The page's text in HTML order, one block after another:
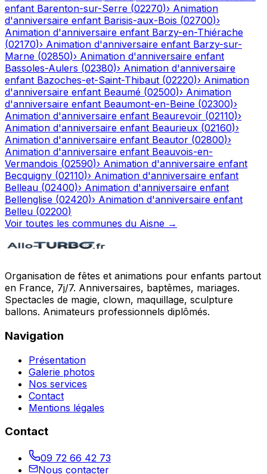
enfant Barenton-sur-Serre (02270)› Animation
d'anniversaire enfant Barisis-aux-Bois (02700)›
Animation d'anniversaire enfant Barzy-en-Thiérache
(02170)› Animation d'anniversaire enfant Barzy-sur-
Marne (02850)› Animation d'anniversaire enfant
Bassoles-Aulers (02380)› Animation d'anniversaire
enfant Bazoches-et-Saint-Thibaut (02220)› Animation
d'anniversaire enfant Beaumé (02500)› Animation
d'anniversaire enfant Beaumont-en-Beine (02300)›
Animation d'anniversaire enfant Beaurevoir (02110)›
Animation d'anniversaire enfant Beaurieux (02160)›
Animation d'anniversaire enfant Beautor (02800)›
Animation d'anniversaire enfant Beauvois-en-
Vermandois (02590)› Animation d'anniversaire enfant
Becquigny (02110)› Animation d'anniversaire enfant
Belleau (02400)› Animation d'anniversaire enfant
Bellenglise (02420)› Animation d'anniversaire enfant
Belleu (02200)
Voir toutes les communes du Aisne →
Organisation de fêtes et animations pour enfants partout
en France, 7j/7. Anniversaires, baptêmes, mariages.
Spectacles de magie, clown, maquillage, sculpture
ballons. Animateurs professionnels diplômés.
Navigation
Présentation
Galerie photos
Nos services
Contact
Mentions légales
Contact
09 72 66 42 73
Nous contacter